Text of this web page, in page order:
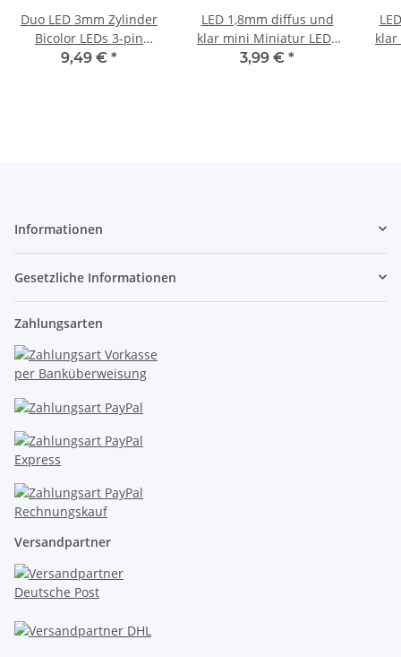
Duo LED 3mm Zylinder
Bicolor LEDs 3-pin
DIGITAL Lichtwechsel
9,49 € *
LED 1,8mm diffus und
klar mini Miniatur LEDs
7 Farben, Menge und
3,99 € *
klar
Informationen
Gesetzliche Informationen
Zahlungsarten
Versandpartner